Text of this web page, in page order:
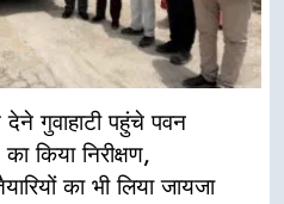
गुवाहाटी पहुंचे पवन
किया निरीक्षण,
का भी लिया जायजा